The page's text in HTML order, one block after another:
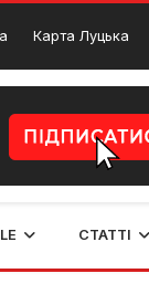
Історичні та
Карта Луцька
СТАТТІ